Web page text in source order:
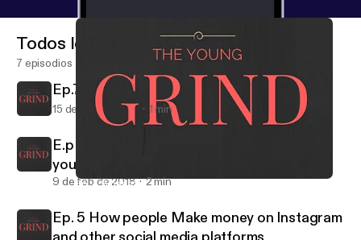
Ep. 4 What happen when you get out of your Comfort zone
Todos los episodios
7 episodios
Ep.7 Are books the cheat code for life?
15 de feb de 2018 1 min
E.p 6 The first step you need to make when
you grow a personal bread
9 de feb de 2018 2 min
Ep. 5 How people Make money on Instagram